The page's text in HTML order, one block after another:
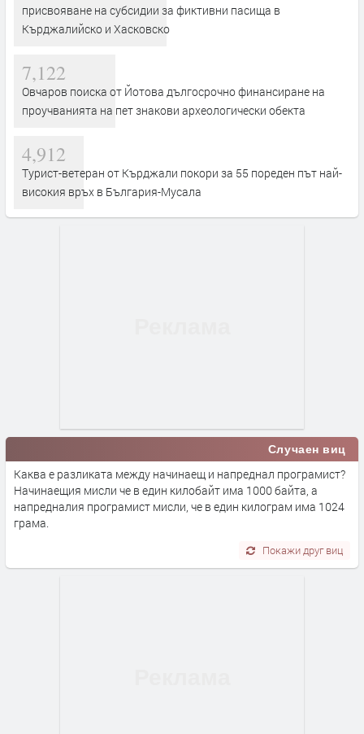
присвояване на субсидии за фиктивни пасища в
Кърджалийско и Хасковско
7,122
Овчаров поиска от Йотова дългосрочно финансиране на
проучванията на пет знакови археологически обекта
4,912
Турист-ветеран от Кърджали покори за 55 пореден път най-
високия връх в България-Мусала
Случаен виц
Каква е разликата между начинаещ и напреднал програмист?
Начинаещия мисли че в един килобайт има 1000 байта, а
напредналия програмист мисли, че в един килограм има 1024
грама.
Покажи друг виц